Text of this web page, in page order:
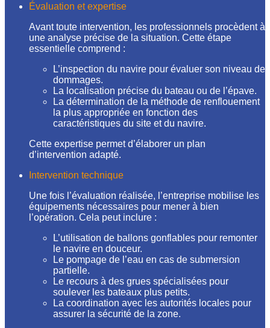
Évaluation et expertise
Avant toute intervention, les professionnels procèdent à
une analyse précise de la situation. Cette étape
essentielle comprend :
L’inspection du navire pour évaluer son niveau de
dommages.
La localisation précise du bateau ou de l’épave.
La détermination de la méthode de renflouement
la plus appropriée en fonction des
caractéristiques du site et du navire.
Cette expertise permet d’élaborer un plan
d’intervention adapté.
Intervention technique
Une fois l’évaluation réalisée, l’entreprise mobilise les
équipements nécessaires pour mener à bien
l’opération. Cela peut inclure :
L’utilisation de ballons gonflables pour remonter
le navire en douceur.
Le pompage de l’eau en cas de submersion
partielle.
Le recours à des grues spécialisées pour
soulever les bateaux plus petits.
La coordination avec les autorités locales pour
assurer la sécurité de la zone.